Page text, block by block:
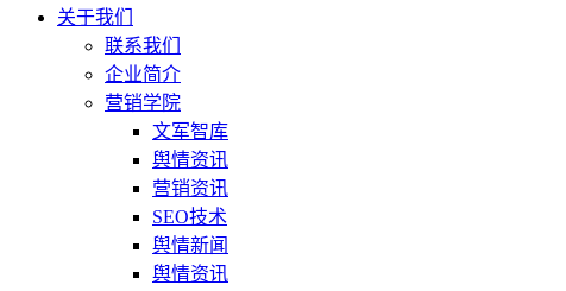
关于我们
联系我们
企业简介
营销学院
文军智库
舆情资讯
营销资讯
SEO技术
舆情新闻
舆情资讯